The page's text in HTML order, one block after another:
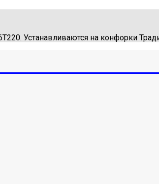
Устанавливаются на конфорки